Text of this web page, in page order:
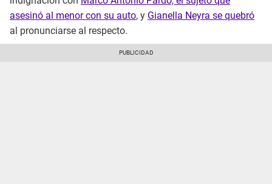
asesinó al menor con su auto, y Gianella Neyra se quebró
al pronunciarse al respecto.